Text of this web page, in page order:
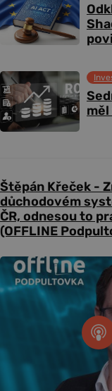
Štěpán Křeček -
důchodovém
ČR, odnesou to
(OFFLINE